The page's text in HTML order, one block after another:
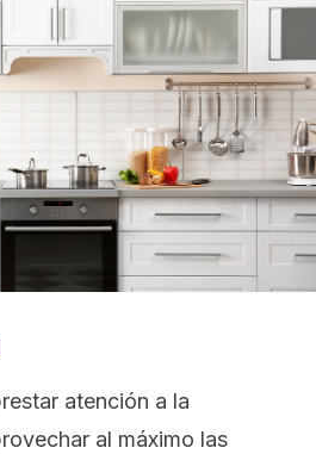
atención a la
al máximo las